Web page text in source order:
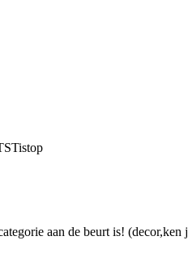
aan de beurt is!